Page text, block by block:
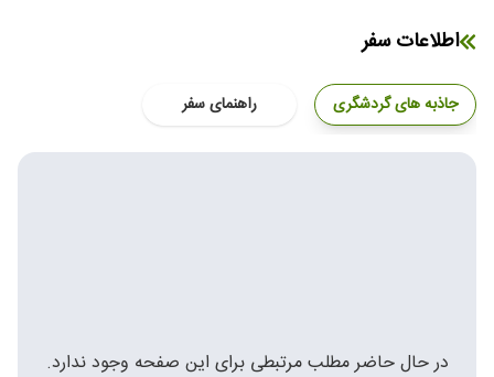
اطلاعات سفر
جاذبه های گردشگری راهنمای سفر
در حال حاضر مطلب مرتبطی برای این صفحه وجود ندارد.